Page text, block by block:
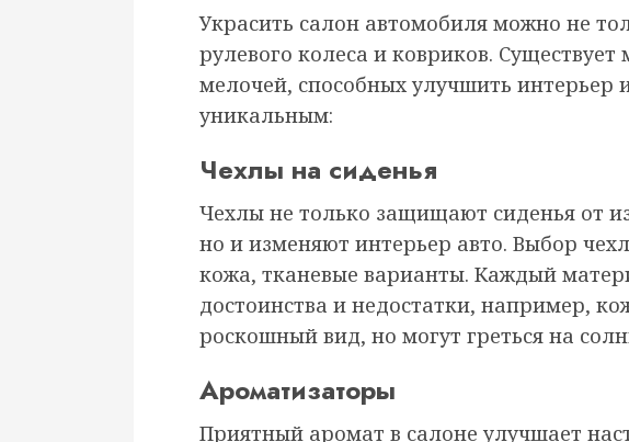
Украсить салон автомобиля можно не
рулевого колеса и ковриков. Существует
мелочей, способных улучшить интерьер
уникальным:
Чехлы на сиденья
Чехлы не только защищают сиденья от
но и изменяют интерьер авто. Выбор
кожа, тканевые варианты. Каждый
достоинства и недостатки, например,
роскошный вид, но могут греться на
Ароматизаторы
Приятный аромат в салоне улучшает